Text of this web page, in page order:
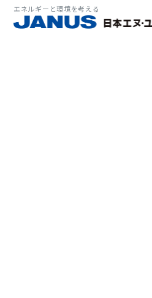
エネルギーと環境を考える